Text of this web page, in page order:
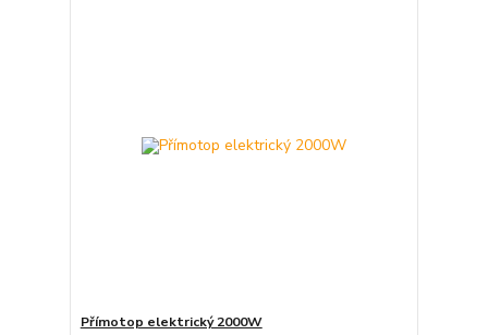
Přímotop elektrický 2000W